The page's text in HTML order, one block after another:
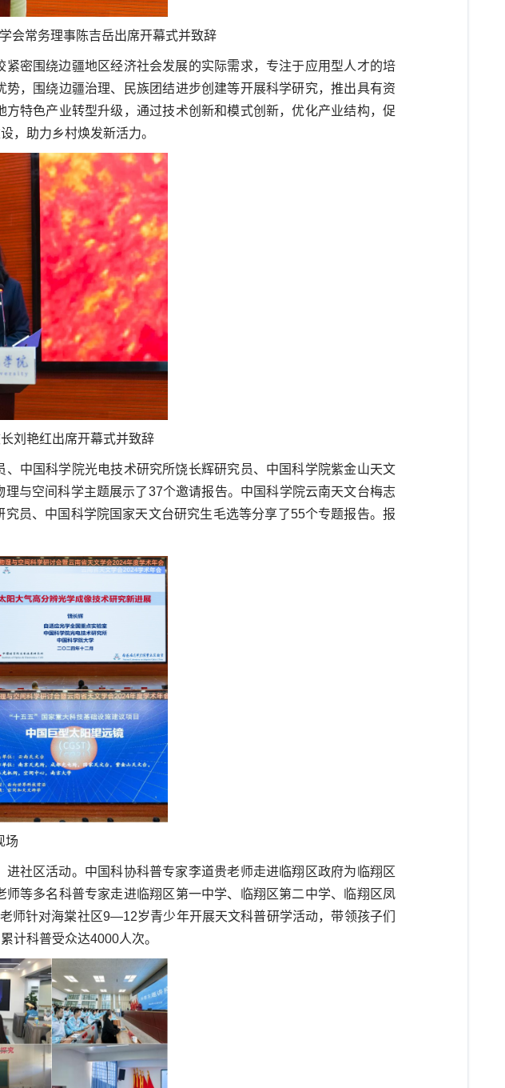
会常务理事陈吉岳出席开幕式并致辞
密围绕边疆地区经济社会发展的实际需求，专注于应用型人才的培
，围绕边疆治理、民族团结进步创建等开展科学研究，推出具有资
特色产业转型升级，通过技术创新和模式创新，优化产业结构，促
，助力乡村焕发新活力。
刘艳红出席开幕式并致辞
中国科学院光电技术研究所饶长辉研究员、中国科学院紫金山天文
与空间科学主题展示了37个邀请报告。中国科学院云南天文台梅志
员、中国科学院国家天文台研究生毛选等分享了55个专题报告。报
场
社区活动。中国科协科普专家李道贵老师走进临翔区政府为临翔区
等多名科普专家走进临翔区第一中学、临翔区第二中学、临翔区凤
师针对海棠社区9—12岁青少年开展天文科普研学活动，带领孩子们
计科普受众达4000人次。